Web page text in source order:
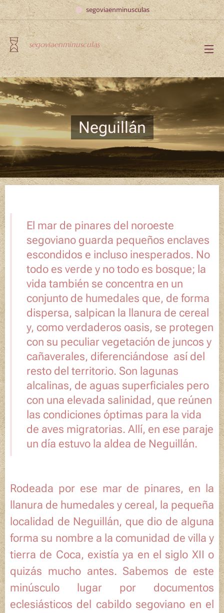
segoviaenminusculas
segoviaenminusculas
Neguillán
El mar de pinares del noroeste
segoviano guarda pequeños enclaves
escondidos e incluso inesperados. No
todo es verde y no todo es bosque; la
vida también se concentra en un
conjunto de humedales que, de forma
dispersa, salpican la llanura de cereal
y, como verdaderos oasis, se protegen
con su peculiar vegetación de juncos y
cañaverales, diferenciándose así del
resto del territorio. Son lagunas
alcalinas, de aguas superficiales pero
con una elevada salinidad, que reúnen
las condiciones óptimas para la vida
de aves migratorias. Allí, en ese paraje
un día estuvo la aldea de Neguillán.
Rodeada por ese mar de pinares, en la
llanura de humedales y cereal, la pequeña
localidad de Neguillán, que dio de alguna
forma su nombre a la comunidad de villa y
tierra de Coca, existía ya en el siglo XII o
quizás mucho antes. Sabemos de este
minúsculo lugar por documentos
eclesiásticos del cabildo segoviano en el